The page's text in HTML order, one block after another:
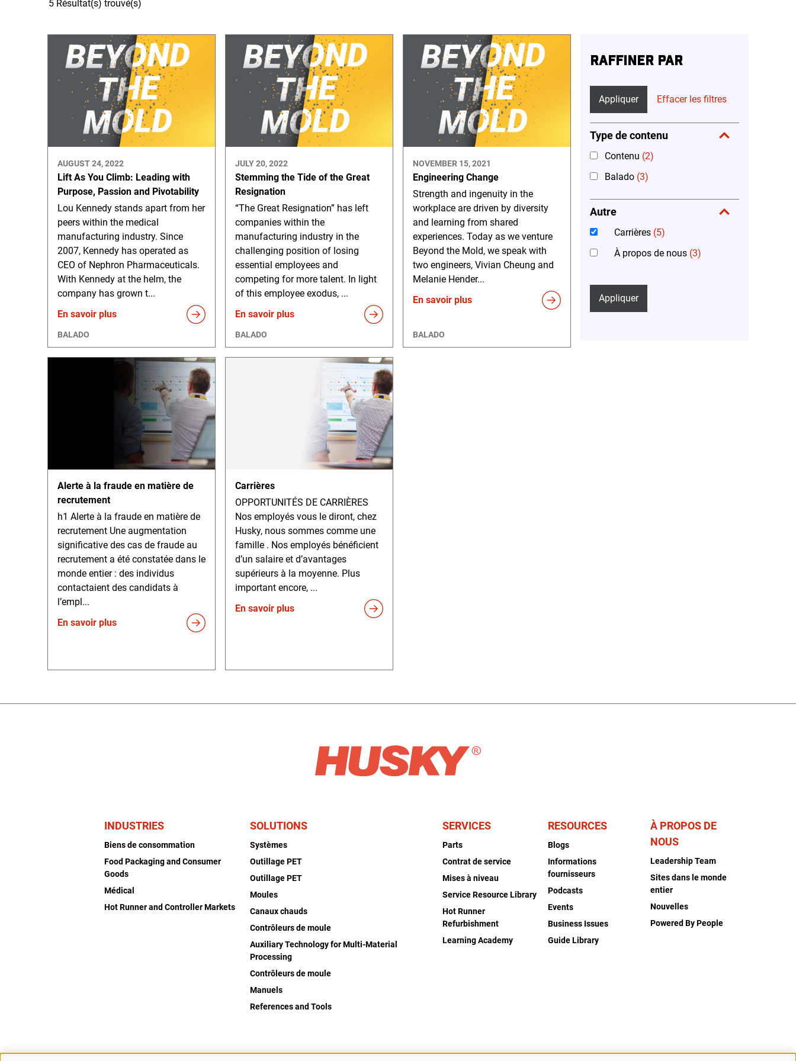
5 Résultat(s) trouvé(s)
AUGUST 24, 2022
Lift As You Climb: Leading with
Purpose, Passion and Pivotability
Lou Kennedy stands apart from her
peers within the medical
manufacturing industry. Since
2007, Kennedy has operated as
CEO of Nephron Pharmaceuticals.
With Kennedy at the helm, the
company has grown t...
En savoir plus
BALADO
JULY 20, 2022
Stemming the Tide of the Great
Resignation
“The Great Resignation” has left
companies within the
manufacturing industry in the
challenging position of losing
essential employees and
competing for more talent. In light
of this employee exodus, ...
En savoir plus
BALADO
NOVEMBER 15, 2021
Engineering Change
Strength and ingenuity in the
workplace are driven by diversity
and learning from shared
experiences. Today as we venture
Beyond the Mold, we speak with
two engineers, Vivian Cheung and
Melanie Hender...
En savoir plus
BALADO
Alerte à la fraude en matière de
recrutement
h1 Alerte à la fraude en matière de
recrutement Une augmentation
significative des cas de fraude au
recrutement a été constatée dans le
monde entier : des individus
contactaient des candidats à
l’empl...
En savoir plus
Carrières
OPPORTUNITÉS DE CARRIÈRES
Nos employés vous le diront, chez
Husky, nous sommes comme une
famille . Nos employés bénéficient
d’un salaire et d’avantages
supérieurs à la moyenne. Plus
important encore, ...
En savoir plus
RAFFINER PAR
Appliquer Effacer les filtres
Type de contenu
Contenu (2)
Balado (3)
Autre
Carrières (5)
À propos de nous (3)
Appliquer
INDUSTRIES
Biens de consommation
Food Packaging and Consumer
Goods
Médical
Hot Runner and Controller Markets
SOLUTIONS
Systèmes
Outillage PET
Outillage PET
Moules
Canaux chauds
Contrôleurs de moule
Auxiliary Technology for Multi-Material
Processing
Contrôleurs de moule
Manuels
References and Tools
SERVICES
Parts
Contrat de service
Mises à niveau
Service Resource Library
Hot Runner
Refurbishment
Learning Academy
RESOURCES
Blogs
Informations
fournisseurs
Podcasts
Events
Business Issues
Guide Library
À PROPOS DE
NOUS
Leadership Team
Sites dans le monde
entier
Nouvelles
Powered By People